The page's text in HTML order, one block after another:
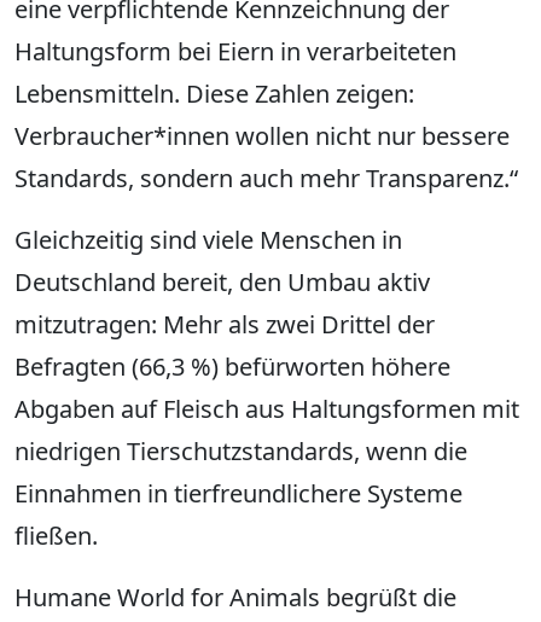
eine verpflichtende Kennzeichnung der
Haltungsform bei Eiern in verarbeiteten
Lebensmitteln. Diese Zahlen zeigen:
Verbraucher*innen wollen nicht nur bessere
Standards, sondern auch mehr Transparenz.“
Gleichzeitig sind viele Menschen in
Deutschland bereit, den Umbau aktiv
mitzutragen: Mehr als zwei Drittel der
Befragten (66,3 %) befürworten höhere
Abgaben auf Fleisch aus Haltungsformen mit
niedrigen Tierschutzstandards, wenn die
Einnahmen in tierfreundlichere Systeme
fließen.
Humane World for Animals begrüßt die